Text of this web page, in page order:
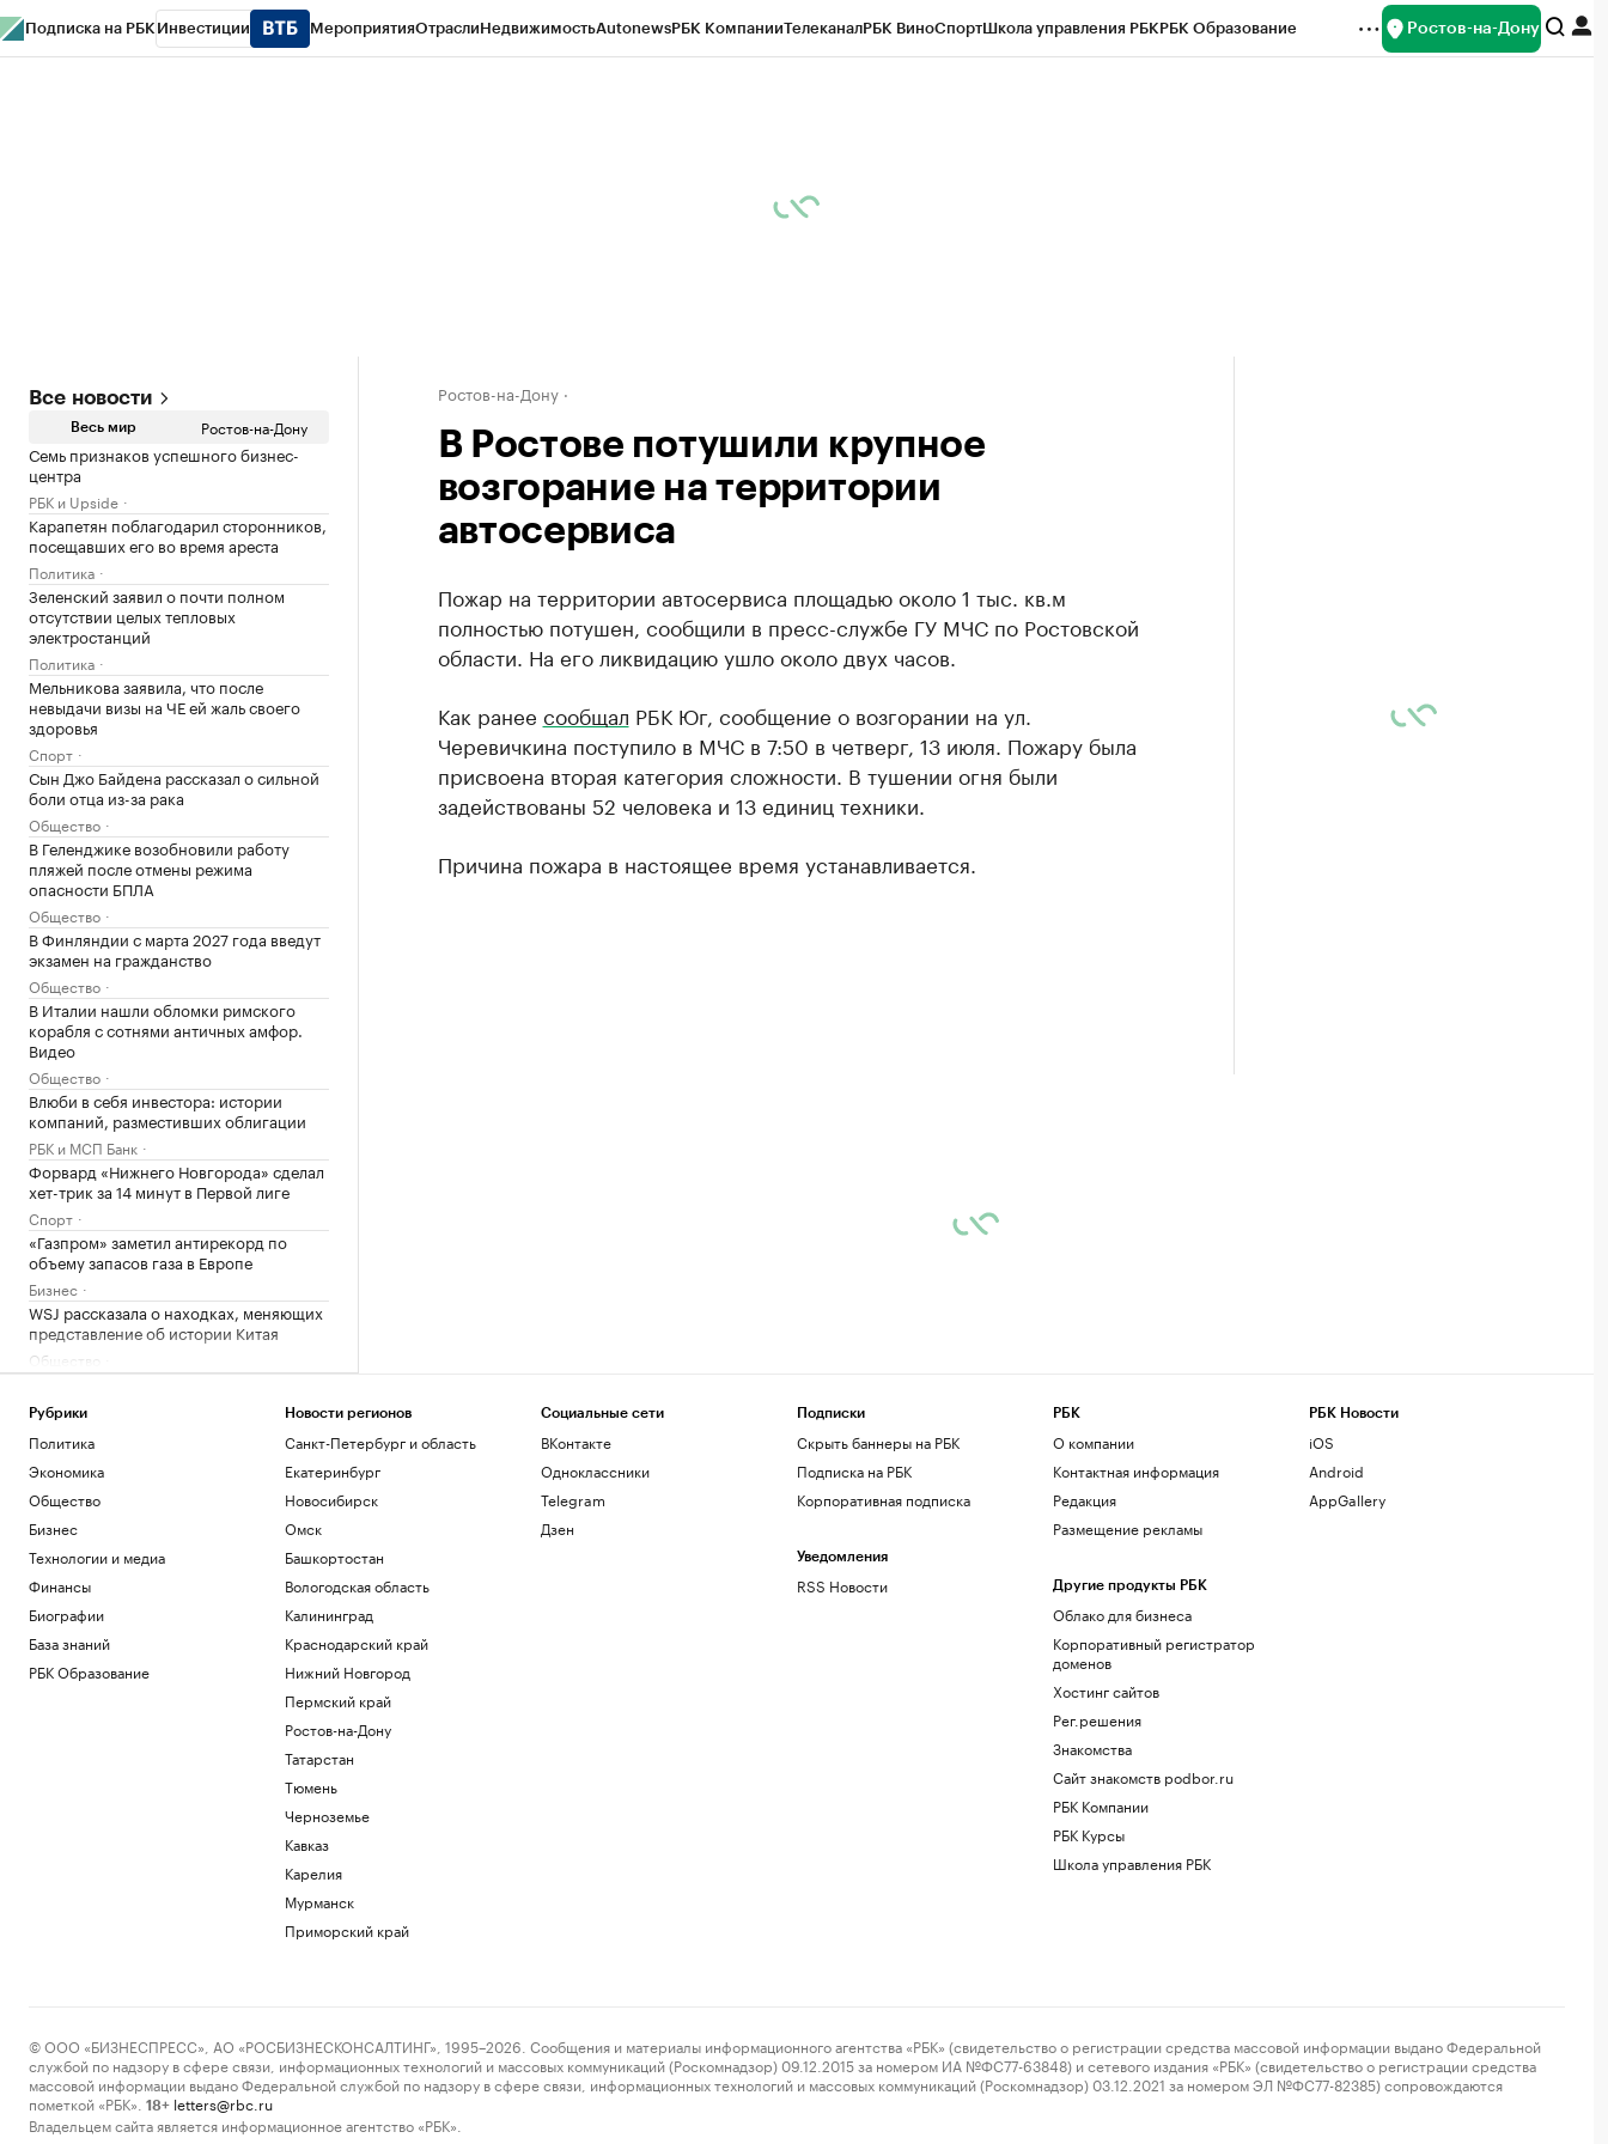
Подписка на РБК Инвестиции МероприятияОтраслиНедвижимостьAutonewsРБК КомпанииТелеканалРБК ВиноСпортШкола управления РБКРБК Образование Ростов-на-Дону
Все новости
Весь мир Ростов-на-Дону
Семь признаков успешного бизнес-
центра
РБК и Upside
Карапетян поблагодарил сторонников,
посещавших его во время ареста
Политика
Зеленский заявил о почти полном
отсутствии целых тепловых
электростанций
Политика
Мельникова заявила, что после
невыдачи визы на ЧЕ ей жаль своего
здоровья
Спорт
Сын Джо Байдена рассказал о сильной
боли отца из-за рака
Общество
В Геленджике возобновили работу
пляжей после отмены режима
опасности БПЛА
Общество
В Финляндии с марта 2027 года введут
экзамен на гражданство
Общество
В Италии нашли обломки римского
корабля с сотнями античных амфор.
Видео
Общество
Влюби в себя инвестора: истории
компаний, разместивших облигации
РБК и МСП Банк
Форвард «Нижнего Новгорода» сделал
хет-трик за 14 минут в Первой лиге
Спорт
«Газпром» заметил антирекорд по
объему запасов газа в Европе
Бизнес
WSJ рассказала о находках, меняющих
представление об истории Китая
Общество
эмиратской госнефтекомпании
Российские военные ударили по целям
в портах Николаев и Одесса
Политика
В Болгарии назвали упавший
Политика
Что нового построят на Ходынском
поле
РБК и Stone
Гастрогиды по России: от аутентичных
ферм и ресторанов до отелей
«Балтика» обыграла «Крылья Советов»
помощи Украине на «европейском
Ростов-на-Дону
В Ростове потушили крупное
возгорание на территории
автосервиса
Пожар на территории автосервиса площадью около 1 тыс. кв.м
полностью потушен, сообщили в пресс-службе ГУ МЧС по Ростовской
области. На его ликвидацию ушло около двух часов.
Как ранее сообщал РБК Юг, сообщение о возгорании на ул.
Черевичкина поступило в МЧС в 7:50 в четверг, 13 июля. Пожару была
присвоена вторая категория сложности. В тушении огня были
задействованы 52 человека и 13 единиц техники.
Причина пожара в настоящее время устанавливается.
Рубрики
Политика
Экономика
Общество
Бизнес
Технологии и медиа
Финансы
Биографии
База знаний
РБК Образование
Новости регионов
Санкт-Петербург и область
Екатеринбург
Новосибирск
Омск
Башкортостан
Вологодская область
Калининград
Краснодарский край
Нижний Новгород
Пермский край
Ростов-на-Дону
Татарстан
Тюмень
Черноземье
Кавказ
Карелия
Мурманск
Приморский край
Социальные сети
ВКонтакте
Одноклассники
Telegram
Дзен
Подписки
Скрыть баннеры на РБК
Подписка на РБК
Корпоративная подписка
Уведомления
RSS Новости
РБК
О компании
Контактная информация
Редакция
Размещение рекламы
Другие продукты РБК
Облако для бизнеса
Корпоративный регистратор
доменов
Хостинг сайтов
Рег.решения
Знакомства
Сайт знакомств podbor.ru
РБК Компании
РБК Курсы
Школа управления РБК
РБК Новости
iOS
Android
AppGallery
© ООО «БИЗНЕСПРЕСС», АО «РОСБИЗНЕСКОНСАЛТИНГ», 1995–2026. Сообщения и материалы информационного агентства «РБК» (свидетельство о регистрации средства массовой информации выдано Федеральной
службой по надзору в сфере связи, информационных технологий и массовых коммуникаций (Роскомнадзор) 09.12.2015 за номером ИА №ФС77-63848) и сетевого издания «РБК» (свидетельство о регистрации средства
массовой информации выдано Федеральной службой по надзору в сфере связи, информационных технологий и массовых коммуникаций (Роскомнадзор) 03.12.2021 за номером ЭЛ №ФС77-82385) сопровождаются
пометкой «РБК».
18+ letters@rbc.ru
Владельцем сайта является информационное агентство «РБК».